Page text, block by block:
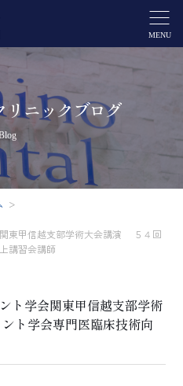
MENU
ニックブログ
東甲信越支部学術大会講演 ５４回
講習会講師
ト学会関東甲信越支部学術
ト学会専門医臨床技術向